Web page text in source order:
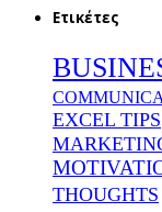
Ετικέτες
EXCEL TIPS
THOUGHTS